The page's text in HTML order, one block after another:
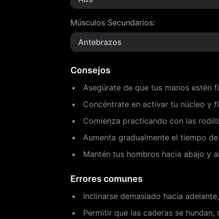
Músculos Secundarios:
Antebrazos
Consejos
Asegúrate de que tus manos estén
Concéntrate en activar tu núcleo y
Comienza practicando con las
Aumenta gradualmente el tiempo
Mantén tus hombros hacia abajo y
Errores comunes
Inclinarse demasiado hacia
Permitir que las caderas se